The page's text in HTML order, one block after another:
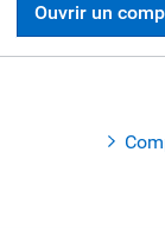
Ouvrir un